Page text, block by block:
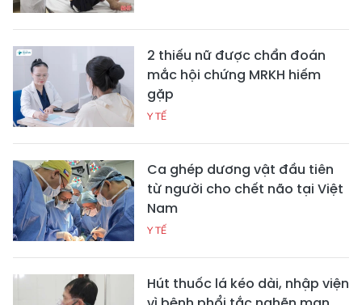
2 thiếu nữ được chẩn đoán
mắc hội chứng MRKH hiếm
gặp
Y TẾ
Ca ghép dương vật đầu tiên
từ người cho chết não tại Việt
Nam
Y TẾ
Hút thuốc lá kéo dài, nhập viện